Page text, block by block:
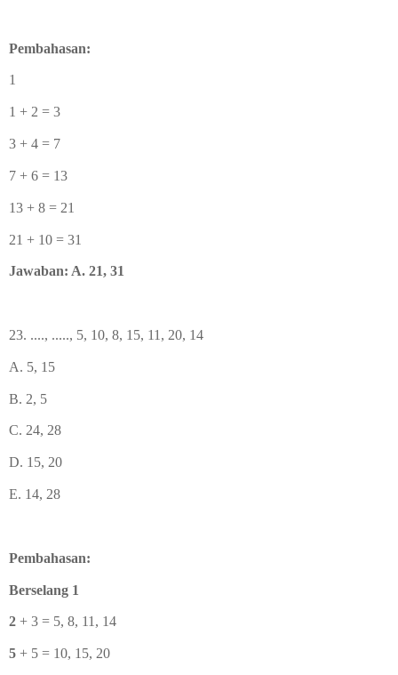
Pembahasan:
1
1 + 2 = 3
3 + 4 = 7
7 + 6 = 13
13 + 8 = 21
21 + 10 = 31
Jawaban: A. 21, 31
23. ...., ....., 5, 10, 8, 15, 11, 20, 14
A. 5, 15
B. 2, 5
C. 24, 28
D. 15, 20
E. 14, 28
Pembahasan:
Berselang 1
2 + 3 = 5, 8, 11, 14
5 + 5 = 10, 15, 20